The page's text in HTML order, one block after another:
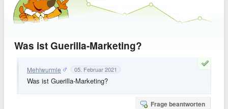
Was ist Guerilla-Marketing?
Mehlwurmle 05. Februar 2021
Was ist Guerilla-Marketing?
Frage beantworten